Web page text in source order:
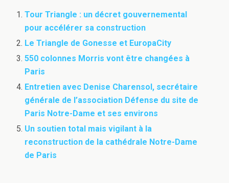
Tour Triangle : un décret gouvernemental
pour accélérer sa construction
Le Triangle de Gonesse et EuropaCity
550 colonnes Morris vont être changées à
Paris
Entretien avec Denise Charensol, secrétaire
générale de l’association Défense du site de
Paris Notre-Dame et ses environs
Un soutien total mais vigilant à la
reconstruction de la cathédrale Notre-Dame
de Paris